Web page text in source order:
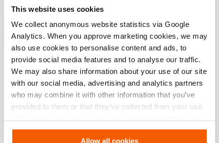
This website uses cookies
We collect anonymous website statistics via Google
Analytics. When you approve marketing cookies, we may
also use cookies to personalise content and ads, to
provide social media features and to analyse our traffic.
We may also share information about your use of our site
with our social media, advertising and analytics partners
who may combine it with other information that you’ve
provided to them or that they’ve collected from your use
Settings. See ourcookiestatement.
Allow all cookies
En savoir plus
Demander un devis
Demander une démo
Ajouter à la liste de souhaits
longueur: 20 m
Spécifications